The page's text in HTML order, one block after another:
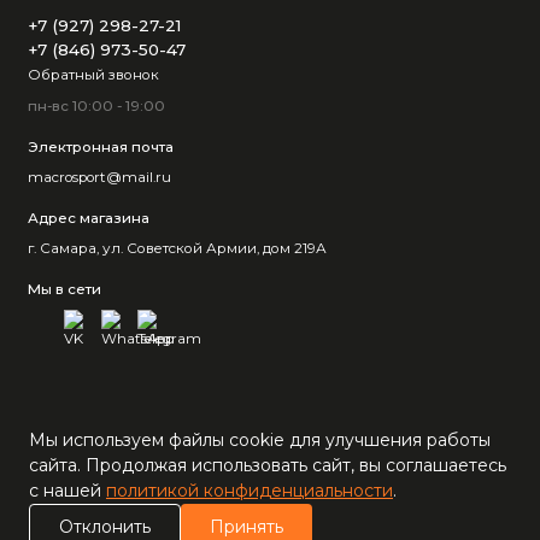
+7 (927) 298-27-21
+7 (846) 973-50-47
Обратный звонок
пн-вс 10:00 - 19:00
Электронная почта
macrosport@mail.ru
Адрес магазина
г. Самара, ул. Советской Армии, дом 219А
Мы в сети
Мы используем файлы cookie для улучшения работы
сайта. Продолжая использовать сайт, вы соглашаетесь
с нашей политикой конфиденциальности.
Отклонить
Принять